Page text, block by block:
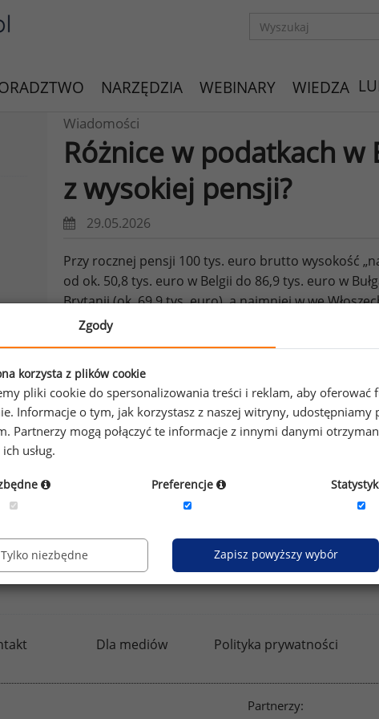
NARZĘDZIA WEBINARY WIEDZA
Wiadomości
Różnice w podatkach
z wysokiej pensji?
29.05.2026
Przy rocznej pensji 100 tys. euro brutto wysokość
od ok. 50,8 tys. euro w Belgii do 86,9 tys. euro w
Brytanii (ok. 69,9 tys. euro), a najmniej w we
tys. euro netto.
Zobacz więcej wiadomości
kfw.sedlak.pl rynekpracy.pl
Dla mediów Polityka prywatności
Partnerzy:
Zgody
korzysta z plików cookie
pliki cookie do spersonalizowania treści i reklam, aby oferować
Informacje o tym, jak korzystasz z naszej witryny,
Partnerzy mogą połączyć te informacje z innymi danymi
usług.
Preferencje
Tylko niezbędne Zapisz powyższy wybór